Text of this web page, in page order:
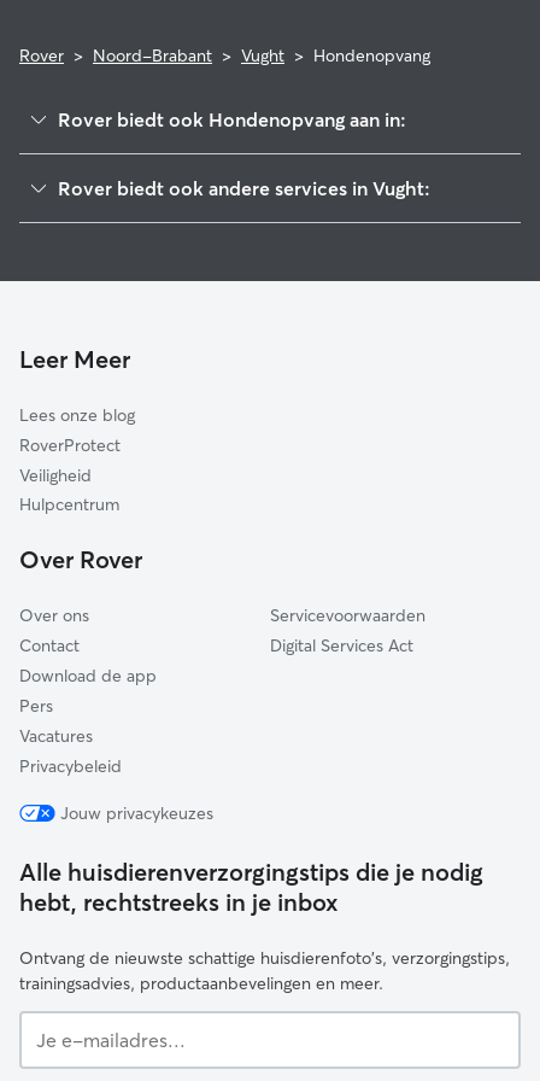
Rover > Noord-Brabant > Vught > Hondenopvang
Rover biedt ook Hondenopvang aan in:
Boxtel
Oisterwijk
Waalwijk
Loon op Zand
Meierijstad
Aalburg
Rover biedt ook andere services in Vught:
Leer Meer
Lees onze blog
RoverProtect
Veiligheid
Hulpcentrum
Over Rover
Over ons
Contact
Download de app
Pers
Vacatures
Privacybeleid
Servicevoorwaarden
Digital Services Act
Jouw privacykeuzes
Alle huisdierenverzorgingstips die je nodig
hebt, rechtstreeks in je inbox
Ontvang de nieuwste schattige huisdierenfoto's, verzorgingstips,
trainingsadvies, productaanbevelingen en meer.
e-